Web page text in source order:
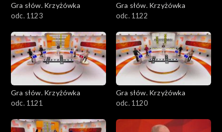
Gra słów. Krzyżówka
odc. 1123
Gra słów. Krzyżówka
odc. 1122
Gra słów. Krzyżówka
odc. 1121
Gra słów. Krzyżówka
odc. 1120